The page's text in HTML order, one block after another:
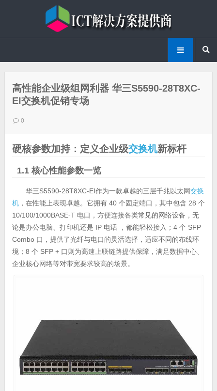
高性能企业级组网利器 华三S5590-28T8XC-
EI交换机促销专场
0
硬核参数加持：定义企业级交换机新标杆
1.1 核心性能参数一览
华三S5590-28T8XC-EI作为一款卓越的三层千兆以太网交换
机，在性能上表现卓越。它拥有 40 个固定端口，其中包含 28 个
10/100/1000BASE-T 电口，方便连接各类常见的网络设备，无
论是办公电脑、打印机还是 IP 电话 ，都能轻松接入；4 个 SFP
Combo 口，提供了光纤与电口的灵活选择，适应不同的布线环
境；8 个 SFP + 口则为高速上联链路提供保障，满足数据中心、
企业核心网络等对带宽要求较高的场景。